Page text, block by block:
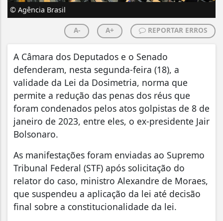
© Agência Brasil
A- A+ REPORTAR ERROS
A Câmara dos Deputados e o Senado
defenderam, nesta segunda-feira (18), a
validade da Lei da Dosimetria, norma que
permite a redução das penas dos réus que
foram condenados pelos atos golpistas de 8 de
janeiro de 2023, entre eles, o ex-presidente Jair
Bolsonaro.
As manifestações foram enviadas ao Supremo
Tribunal Federal (STF) após solicitação do
relator do caso, ministro Alexandre de Moraes,
que suspendeu a aplicação da lei até decisão
final sobre a constitucionalidade da lei.